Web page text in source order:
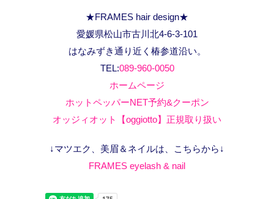
★FRAMES hair design★
愛媛県松山市古川北4-6-3-101
はなみずき通り近く椿参道沿い。
TEL:089-960-0050
ホームページ
ホットペッパーNET予約&クーポン
オッジィオット【oggiotto】正規取り扱い
↓マツエク、美眉＆ネイルは、こちらから↓
FRAMES eyelash & nail